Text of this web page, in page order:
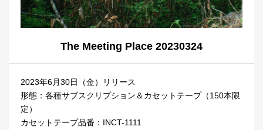
The Meeting Place 20230324
2023年6月30日（金）リリース
形態：各種サブスクリプション＆カセットテープ（150本限
定）
カセットテープ品番：INCT-1111